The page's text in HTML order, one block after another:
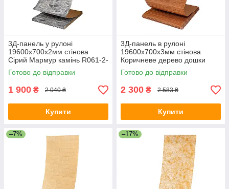
3Д-панель у рулоні
19600x700x2мм стінова
Сірий Мармур камінь R061-2-
20 самоклеюча ПВХ декор
SW-00002279
Готово до відправки
1 900 ₴ 2 040 ₴
Купити
3Д-панель в рулоні
19600x700x3мм стінова
Коричневе дерево дошки
самоклеюча ПВХ
декоративна SW-00002223
Готово до відправки
2 300 ₴ 2 583 ₴
Купити
–7% –17%